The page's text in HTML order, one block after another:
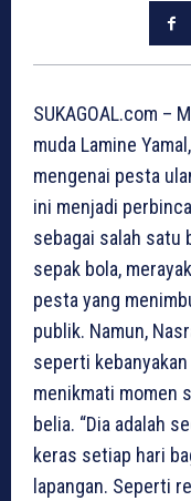
SUKAGOAL.com –
muda Lamine
mengenai pesta
ini menjadi
sebagai salah satu
sepak bola,
pesta yang
publik. Namun,
seperti
menikmati momen
belia. “Dia adalah
keras setiap hari
lapangan. Seperti